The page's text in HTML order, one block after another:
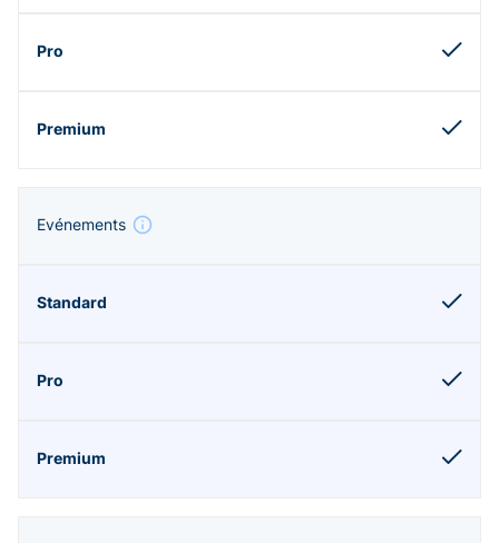
Evénements